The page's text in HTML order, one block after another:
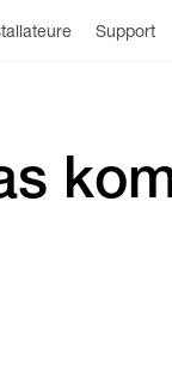
Support